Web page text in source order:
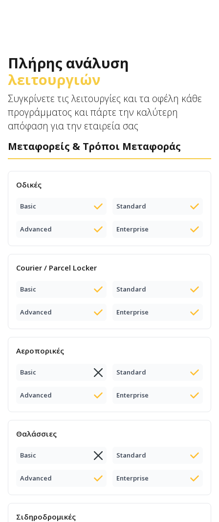
Πλήρης ανάλυση
λειτουργιών
Συγκρίνετε τις λειτουργίες και τα οφέλη κάθε
προγράμματος και πάρτε την καλύτερη
απόφαση για την εταιρεία σας
Μεταφορείς & Τρόποι Μεταφοράς
Οδικές
Basic Standard
Advanced Enterprise
Courier / Parcel Locker
Basic Standard
Advanced Enterprise
Αεροπορικές
Basic Standard
Advanced Enterprise
Θαλάσσιες
Basic Standard
Advanced Enterprise
Σιδηροδρομικές